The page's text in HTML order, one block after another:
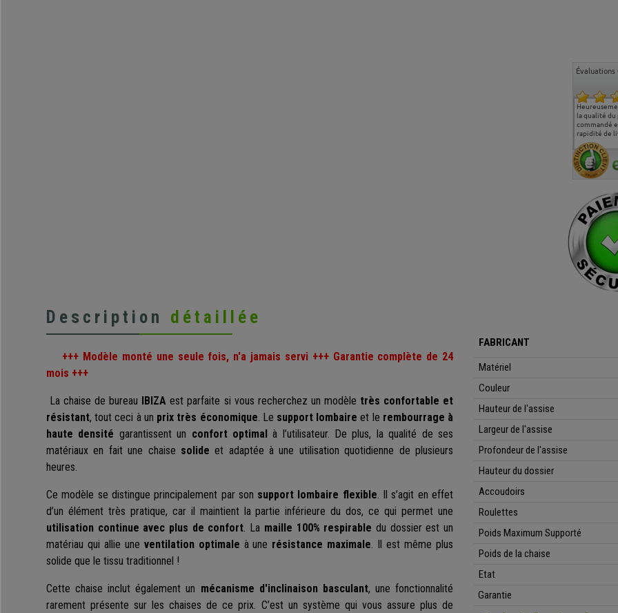
Évaluations
la qualité
commandé
rapidité de
Description détaillée
+++ Modèle monté une seule fois, n'a jamais servi +++ Garantie complète de 24
mois +++
La chaise de bureau IBIZA est parfaite si vous recherchez un modèle très confortable et
résistant, tout ceci à un prix très économique. Le support lombaire et le rembourrage à
haute densité garantissent un confort optimalà l’utilisateur. De plus, la qualité de ses
matériaux en fait une chaise solide et adaptée à une utilisation quotidienne de plusieurs
heures.
Ce modèle se distingue principalement par son support lombaire flexible. Il s’agit en effet
d’un élément très pratique, car il maintient la partie inférieure du dos, ce qui permet une
utilisation continue avec plus de confort. La maille 100% respirable du dossier est un
matériau qui allie une ventilation optimale à une résistance maximale. Il est même plus
solide que le tissu traditionnel !
Cette chaise inclut également un mécanisme d'inclinaison basculant, une fonctionnalité
rarement présente sur les chaises de ce prix. C’est un système qui vous assure plus de
FABRICANT
Matériel
Couleur
Hauteur de l'assise
Largeur de l'assise
Profondeur de l'assise
Hauteur du dossier
Accoudoirs
Roulettes
Poids Maximum Supporté
Poids de la chaise
Etat
Garantie